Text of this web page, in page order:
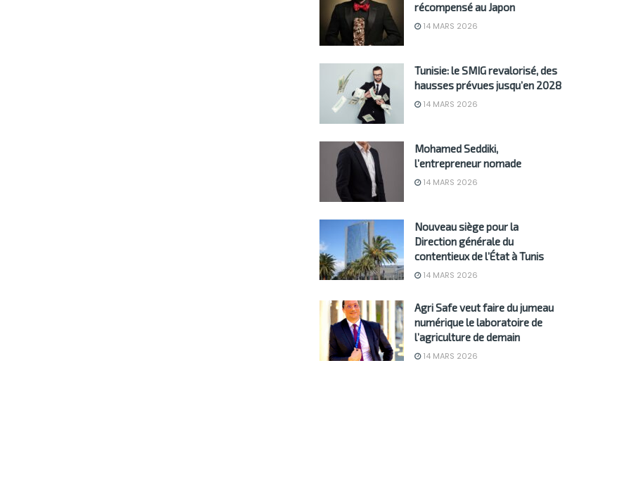
récompensé au Japon
14 MARS 2026
Tunisie: le SMIG revalorisé, des
hausses prévues jusqu’en 2028
14 MARS 2026
Mohamed Seddiki,
l’entrepreneur nomade
14 MARS 2026
Nouveau siège pour la
Direction générale du
contentieux de l’État à Tunis
14 MARS 2026
Agri Safe veut faire du jumeau
numérique le laboratoire de
l’agriculture de demain
14 MARS 2026